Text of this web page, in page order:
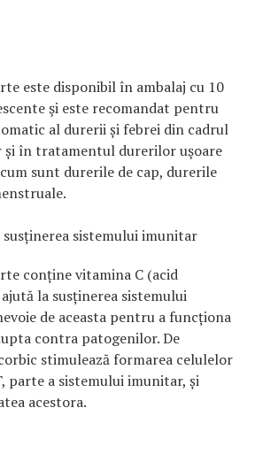
este disponibil în ambalaj cu 10
şi este recomandat pentru
al durerii și febrei din cadrul
și în tratamentul durerilor uşoare
sunt durerile de cap, durerile
sistemului imunitar
conține vitamina C (acid
la susținerea sistemului
de aceasta pentru a funcționa
contra patogenilor. De
stimulează formarea celulelor
parte a sistemului imunitar, și
acestora.